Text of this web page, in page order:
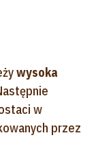
wysoka
w
przez